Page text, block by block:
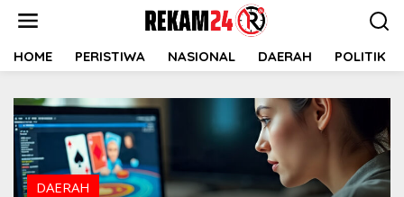
HOME PERISTIWA NASIONAL DAERAH POLITIK
DAERAH